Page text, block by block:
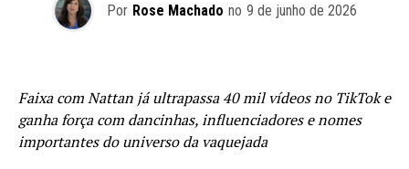
Por Rose Machado no 9 de junho de 2026
Faixa com Nattan já ultrapassa 40 mil vídeos no TikTok e
ganha força com dancinhas, influenciadores e nomes
importantes do universo da vaquejada